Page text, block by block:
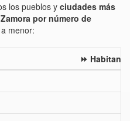
los pueblos y ciudades más
por número de
menor:
⏩